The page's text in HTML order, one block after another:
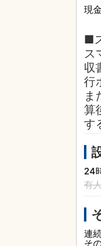
現金
■
ス
収
行
ま
算
す
24
有
連
そ